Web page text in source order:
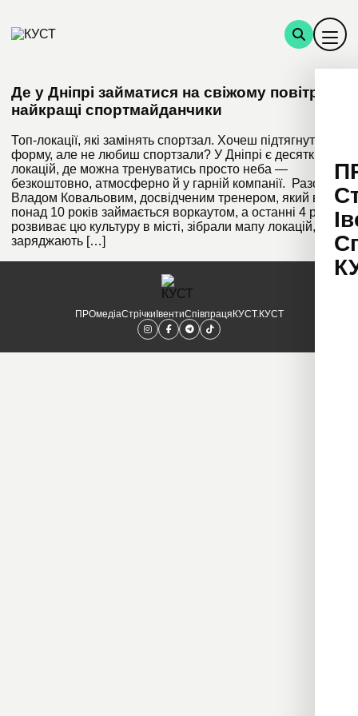
Де у Дніпрі займатися на свіжому повітрі:
найкращі спортмайданчики
Топ-локації, які замінять спортзал. Хочеш підтягнути
форму, але не любиш спортзали? У Дніпрі є десятки
локацій, де можна тренуватись просто неба —
безкоштовно, атмосферно й у гарній компанії. Разом з
Владом Ковальовим, досвідченим тренером, який вже
понад 10 років займається воркаутом, а останні 4 роки
розвиває цю культуру в місті, зібрали мапу локацій, що
заряджають […]
ПРОмедіаСтрічки ІвентиСпівпраця КУСТ.КУСТ